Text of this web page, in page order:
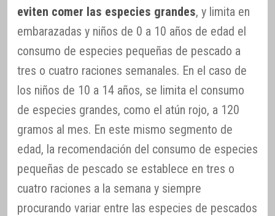
eviten comer las especies grandes, y limita en
embarazadas y niños de 0 a 10 años de edad el
consumo de especies pequeñas de pescado a
tres o cuatro raciones semanales. En el caso de
los niños de 10 a 14 años, se limita el consumo
de especies grandes, como el atún rojo, a 120
gramos al mes. En este mismo segmento de
edad, la recomendación del consumo de especies
pequeñas de pescado se establece en tres o
cuatro raciones a la semana y siempre
procurando variar entre las especies de pescados